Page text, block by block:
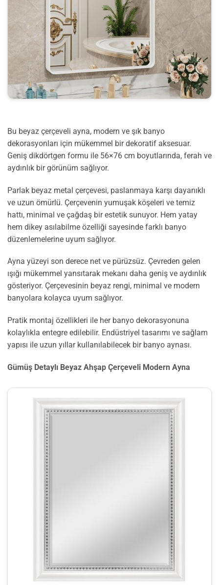
Bu beyaz çerçeveli ayna, modern ve şık banyo
dekorasyonları için mükemmel bir dekoratif aksesuar.
Geniş dikdörtgen formu ile 56×76 cm boyutlarında, ferah ve
aydınlık bir görünüm sağlıyor.
Parlak beyaz metal çerçevesi, paslanmaya karşı dayanıklı
ve uzun ömürlü. Çerçevenin yumuşak köşeleri ve temiz
hattı, minimal ve çağdaş bir estetik sunuyor. Hem yatay
hem dikey asılabilme özelliği sayesinde farklı banyo
düzenlemelerine uyum sağlıyor.
Ayna yüzeyi son derece net ve pürüzsüz. Çevreden gelen
ışığı mükemmel yansıtarak mekanı daha geniş ve aydınlık
gösteriyor. Çerçevesinin beyaz rengi, minimal ve modern
banyolara kolayca uyum sağlıyor.
Pratik montaj özellikleri ile her banyo dekorasyonuna
kolaylıkla entegre edilebilir. Endüstriyel tasarımı ve sağlam
yapısı ile uzun yıllar kullanılabilecek bir banyo aynası.
Gümüş Detaylı Beyaz Ahşap Çerçeveli Modern Ayna